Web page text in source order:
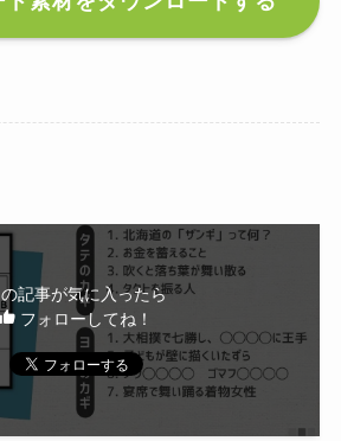
記事が気に入ったら
フォローしてね！